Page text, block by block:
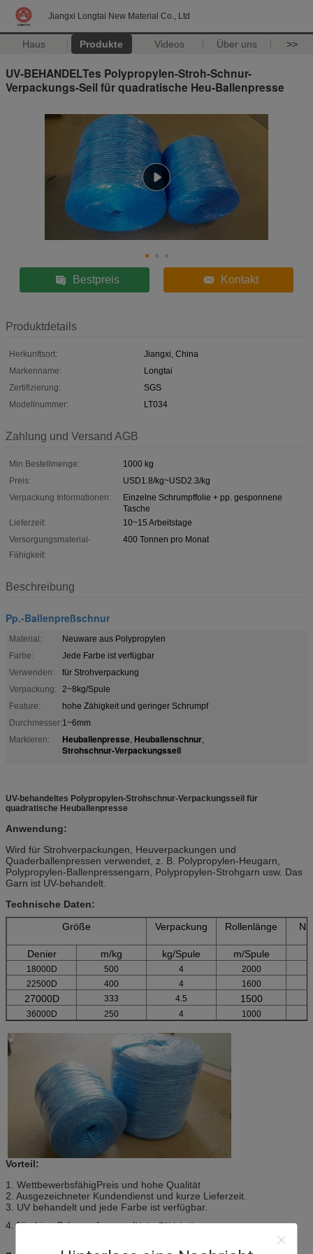
Jiangxi Longtai New Material Co., Ltd
Haus Produkte Videos Über uns >>
UV-BEHANDELTes Polypropylen-Stroh-Schnur-
Verpackungs-Seil für quadratische Heu-Ballenpresse
Bestpreis Kontakt
Produktdetails
Herkunftsort:
Jiangxi, China
Markenname:
Longtai
Zertifizierung:
SGS
Modellnummer:
LT034
Zahlung und Versand AGB
Min Bestellmenge:
1000 kg
Preis:
USD1.8/kg~USD2.3/kg
Verpackung Informationen:
Einzelne Schrumpffolie + pp. gesponnene
Tasche
Lieferzeit:
10~15 Arbeitstage
Versorgungsmaterial-
Fähigkeit:
400 Tonnen pro Monat
Beschreibung
Pp.-Ballenpreßschnur
Material:
Neuware aus Polypropylen
Farbe:
Jede Farbe ist verfügbar
Verwenden:
für Strohverpackung
Verpackung:
2~8kg/Spule
Feature:
hohe Zähigkeit und geringer Schrumpf
Durchmesser:1~6mm
Markieren:
Heuballenpresse, Heuballenschnur,
Strohschnur-Verpackungsseil
UV-behandeltes Polypropylen-Strohschnur-Verpackungsseil für
quadratische Heuballenpresse
Anwendung:
Wird für Strohverpackungen, Heuverpackungen und
Quaderballenpressen verwendet, z. B. Polypropylen-Heugarn,
Polypropylen-Ballenpressengarn, Polypropylen-Strohgarn usw. Das
Garn ist UV-behandelt.
Technische Daten:
Größe
Verpackung Rollenlänge
Denier
m/kg kg/Spule m/Spule
18000D 500 4
2000
22500D
400 4 1600
27000D 333 4.5 1500
36000D 250 4 1000
Vorteil:
1. WettbewerbsfähigPreis und hohe Qualität
2. Ausgezeichneter Kundendienst und kurze Lieferzeit.
3. UV behandelt und jede Farbe ist verfügbar.
4. Niedrige Schrumpfung undHohe Zähigkeit.